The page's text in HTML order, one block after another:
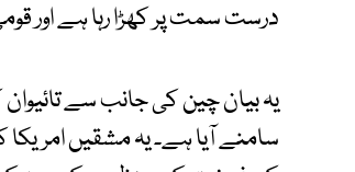
درست سمت پر کھڑا رہا ہے اور
یہ بیان چین کی جانب سے